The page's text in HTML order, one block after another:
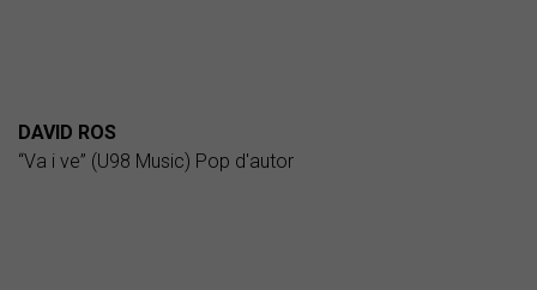
DAVID ROS
“Va i ve” (U98 Music) Pop d'autor